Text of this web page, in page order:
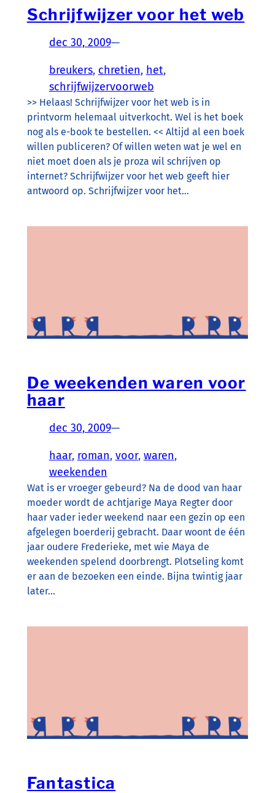
Schrijfwijzer voor het web
dec 30, 2009—
breukers, chretien, het,
schrijfwijzervoorweb
>> Helaas! Schrijfwijzer voor het web is in
printvorm helemaal uitverkocht. Wel is het boek
nog als e-book te bestellen. << Altijd al een boek
willen publiceren? Of willen weten wat je wel en
niet moet doen als je proza wil schrijven op
internet? Schrijfwijzer voor het web geeft hier
antwoord op. Schrijfwijzer voor het…
De weekenden waren voor
haar
dec 30, 2009—
haar, roman, voor, waren ,
weekenden
Wat is er vroeger gebeurd? Na de dood van haar
moeder wordt de achtjarige Maya Regter door
haar vader ieder weekend naar een gezin op een
afgelegen boerderij gebracht. Daar woont de één
jaar oudere Frederieke, met wie Maya de
weekenden spelend doorbrengt. Plotseling komt
er aan de bezoeken een einde. Bijna twintig jaar
later…
Fantastica